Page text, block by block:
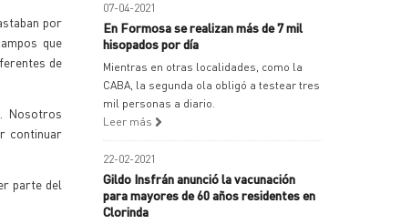
por
que
de
Nosotros
continuar
parte del
07-04-2021
En Formosa se realizan más de 7 mil
hisopados por día
Mientras en otras localidades, como la
CABA, la segunda ola obligó a testear tres
mil personas a diario.
Leer más
22-02-2021
Gildo Insfrán anunció la vacunación
para mayores de 60 años residentes en
Clorinda